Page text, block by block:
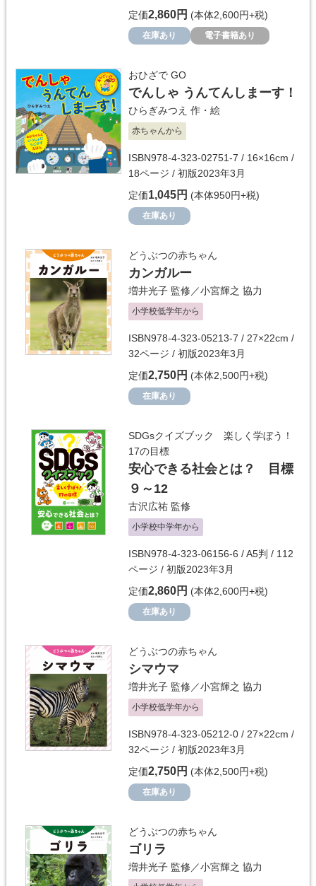
定価2,860円 (本体2,600円+税)
在庫あり 電子書籍あり
おひざで GO
でんしゃ うんてんしまーす！
ひらぎみつえ 作・絵
赤ちゃんから
ISBN978-4-323-02751-7 / 16×16cm /
18ページ / 初版2023年3月
定価1,045円 (本体950円+税)
在庫あり
どうぶつの赤ちゃん
カンガルー
増井光子 監修／小宮輝之 協力
小学校低学年から
ISBN978-4-323-05213-7 / 27×22cm /
32ページ / 初版2023年3月
定価2,750円 (本体2,500円+税)
在庫あり
SDGsクイズブック 楽しく学ぼう！
17の目標
安心できる社会とは？ 目標
９～12
古沢広祐 監修
小学校中学年から
ISBN978-4-323-06156-6 / A5判 / 112
ページ / 初版2023年3月
定価2,860円 (本体2,600円+税)
在庫あり
どうぶつの赤ちゃん
シマウマ
増井光子 監修／小宮輝之 協力
小学校低学年から
ISBN978-4-323-05212-0 / 27×22cm /
32ページ / 初版2023年3月
定価2,750円 (本体2,500円+税)
在庫あり
どうぶつの赤ちゃん
ゴリラ
増井光子 監修／小宮輝之 協力